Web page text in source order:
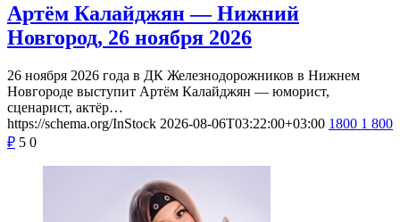
Артём Калайджян — Нижний
Новгород, 26 ноября 2026
26 ноября 2026 года в ДК Железнодорожников в Нижнем
Новгороде выступит Артём Калайджян — юморист,
сценарист, актёр…
https://schema.org/InStock 2026-08-06T03:22:00+03:00 1800 1 800
₽ 5 0